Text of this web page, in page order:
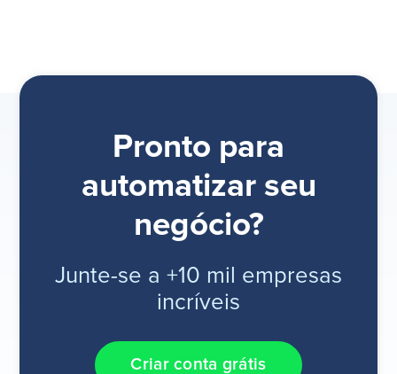
Pronto para
automatizar seu
negócio?
Junte-se a +10 mil empresas
incríveis
Criar conta grátis